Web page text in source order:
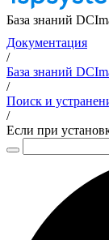
База знаний
Документация
/
База знаний
/
Поиск и
/
Если при